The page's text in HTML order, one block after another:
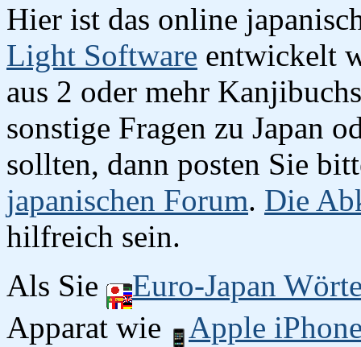
Hier ist das online
Light Software entwickelt
aus 2 oder mehr
sonstige Fragen zu Japan
sollten, dann posten Sie
japanischen Forum. Die
hilfreich sein.
Als Sie
Euro-Japan
Apparat wie
Apple